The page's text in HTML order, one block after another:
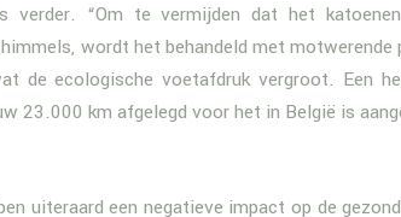
“Om te vermijden dat het
wordt het behandeld met motwerende
de ecologische voetafdruk vergroot. Een
23.000 km afgelegd voor het in België is
uiteraard een negatieve impact op de